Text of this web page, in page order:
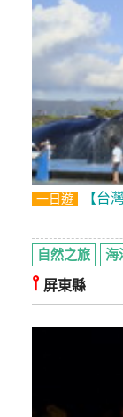
一日遊 【台
自然之旅 海
⫯ 屏東縣